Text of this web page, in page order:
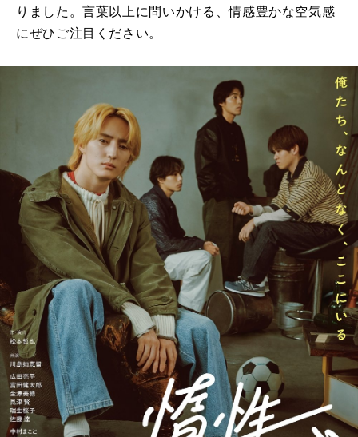
りました。言葉以上に問いかける、情感豊かな空気感
にぜひご注目ください。